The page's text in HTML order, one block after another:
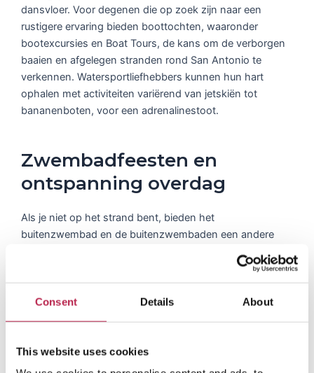
Consent Details About
This website uses cookies
dansvloer. Voor degenen die op zoek zijn naar een
rustigere ervaring bieden boottochten, waaronder
bootexcursies en Boat Tours, de kans om de verborgen
baaien en afgelegen stranden rond San Antonio te
verkennen. Watersportliefhebbers kunnen hun hart
ophalen met activiteiten variërend van jetskiën tot
bananenboten, voor een adrenalinestoot.
Zwembadfeesten en
ontspanning overdag
Als je niet op het strand bent, bieden het
buitenzwembad en de buitenzwembaden een andere
Zonneterrassen, compleet met ligstoelen, bieden directe
toegang tot de zwembaden, zodat je altijd maar een stap
verwijderd bent van een verfrissende duik. Van
poolparty’s op gerenommeerde locaties tot rustigere
San Antonio zorgt ervoor dat je dagen zo boeiend of
ontspannend zijn als je zelf wilt.